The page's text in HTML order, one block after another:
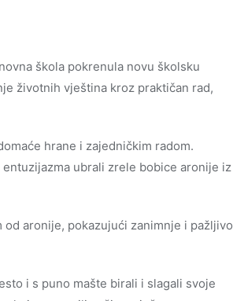
škola pokrenula novu školsku
životnih vještina kroz praktičan rad,
hrane i zajedničkim radom.
ubrali zrele bobice aronije iz
aronije, pokazujući zanimnje i pažljivo
i s puno mašte birali i slagali svoje